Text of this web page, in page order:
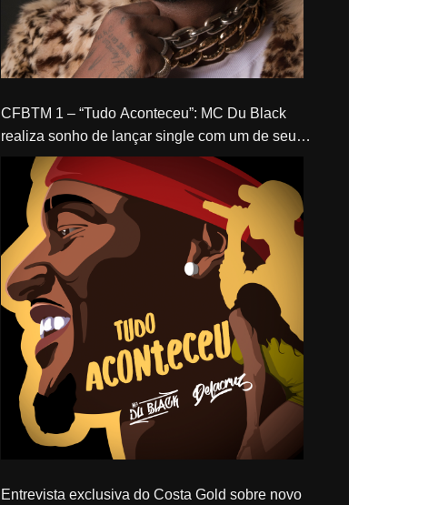
CFBTM 1 – “Tudo Aconteceu”: MC Du Black
realiza sonho de lançar single com um de seus
ídolos, Delacruz
Entrevista exclusiva do Costa Gold sobre novo